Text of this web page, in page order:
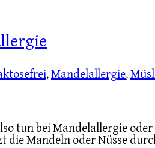
,Mandelallergie,
tun bei Mandelallergie
Mandeln oder Nüsse